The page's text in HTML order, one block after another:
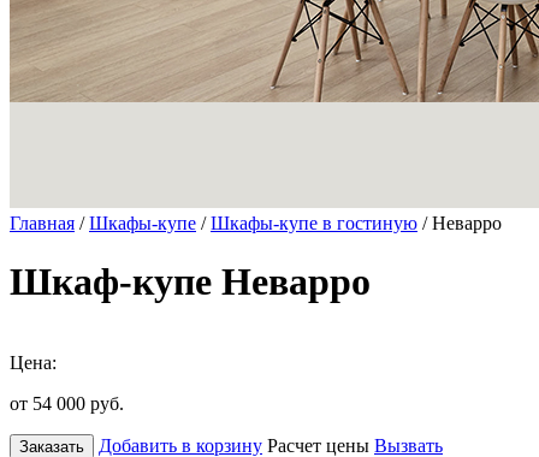
Главная /Шкафы-купе /Шкафы-купе в гостиную / Неварро
Шкаф-купе Неварро
Цена:
от 54 000 руб.
Заказать Добавить в корзину Расчет цены Вызвать